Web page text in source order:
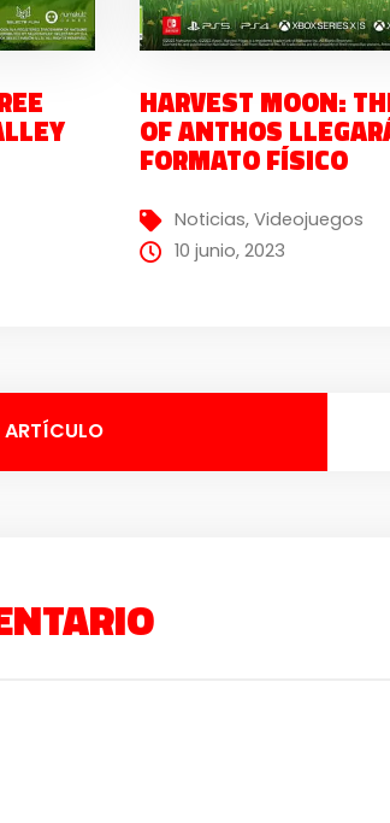
HARVEST MOON:
OF ANTHOS
FORMATO FÍSICO
Noticias, Videojuegos
10 junio, 2023
ARTÍCULO